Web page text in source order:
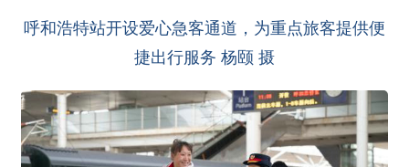
呼和浩特站开设爱心急客通道，为重点旅客提供便
捷出行服务 杨颐 摄